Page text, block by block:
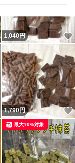
いね！
1,040円
いいね！
1,790円
最大10%対象